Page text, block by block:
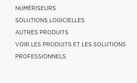
NUMÉRISEURS
SOLUTIONS LOGICIELLES
AUTRES PRODUITS
VOIR LES PRODUITS ET LES SOLUTIONS
PROFESSIONNELS